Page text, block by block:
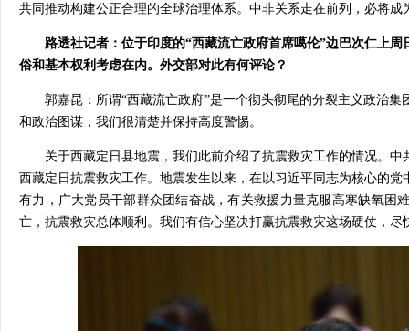
共同推动构建公正合理的全球治理体系。中非关系走在前列，必将成
路透社记者：位于印度的“西藏流亡政府首席噶伦”边巴次仁上
俗和基本权利考虑在内。外交部对此有何评论？
郭嘉昆：所谓“西藏流亡政府”是一个彻头彻尾的分裂主义政治
和政治图谋，我们很清楚并保持高度警惕。
关于西藏定日县地震，我们此前介绍了抗震救灾工作的情况。
西藏定日抗震救灾工作。地震发生以来，在以习近平同志为核心的
有力，广大党员干部群众团结奋战，有关救援力量克服高寒缺氧困
亡，抗震救灾总体顺利。我们有信心坚决打赢抗震救灾这场硬仗，尽